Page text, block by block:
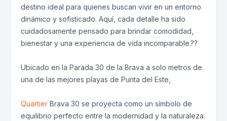
destino ideal para quienes buscan vivir en un entorno
dinámico y sofisticado. Aquí, cada detalle ha sido
cuidadosamente pensado para brindar comodidad,
bienestar y una experiencia de vida incomparable.??
Ubicado en la Parada 30 de la Brava a solo metros de
una de las mejores playas de Punta del Este,
Quartier Brava 30 se proyecta como un símbolo de
equilibrio perfecto entre la modernidad y la naturaleza.